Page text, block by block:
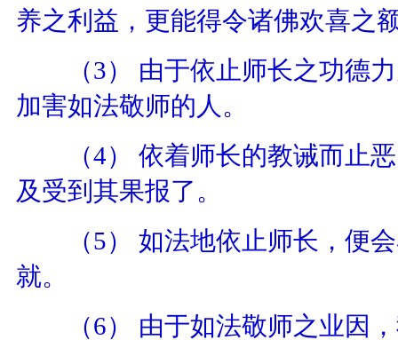
养之利益，更能得令诸佛欢喜之
（3）
由于依止师长之功德
加害如法敬师的人。
（4）
依着师长的教诫而止
及受到其果报了。
（5）
如法地依止师长，便
就。
（6） 由于如法敬师之业因